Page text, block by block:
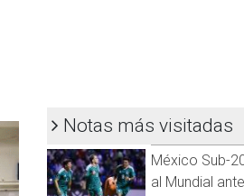
Notas más visitadas
México Sub-
al Mundial